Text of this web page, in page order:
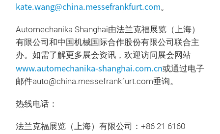
kate.wang@china.messefrankfurt.com。
Automechanika Shanghai由法兰克福展览（上海）
有限公司和中国机械国际合作股份有限公司联合主
办。如需了解更多展会资讯，欢迎访问展会网站
www.automechanika-shanghai.com.cn或通过电子
邮件auto@china.messefrankfurt.com垂询。
热线电话：
法兰克福展览（上海）有限公司：+86 21 6160